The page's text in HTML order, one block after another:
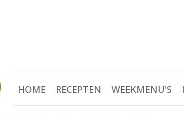
HOME RECEPTEN WEEKMENU'S